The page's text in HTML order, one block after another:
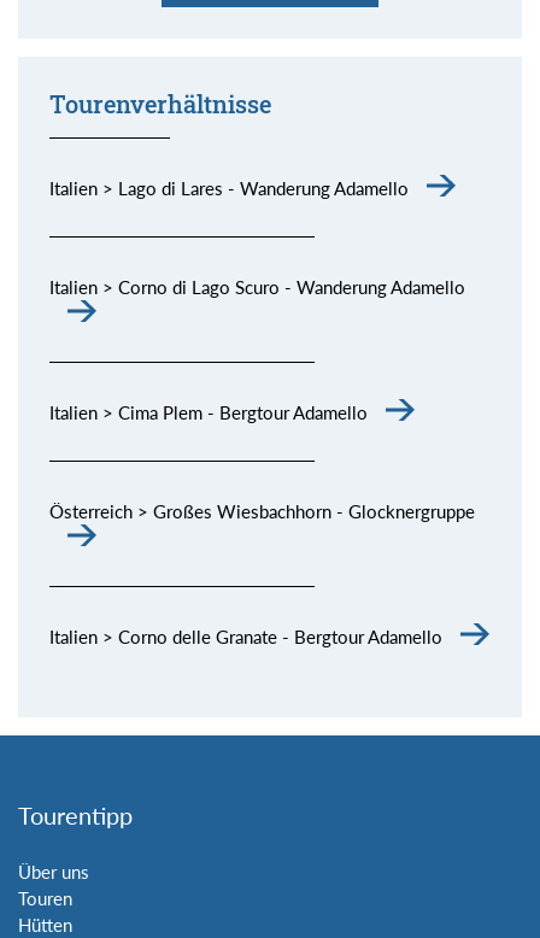
Tourenverhältnisse
Italien > Lago di Lares - Wanderung Adamello
Italien > Corno di Lago Scuro - Wanderung Adamello
Italien > Cima Plem - Bergtour Adamello
Österreich > Großes Wiesbachhorn - Glocknergruppe
Italien > Corno delle Granate - Bergtour Adamello
Tourentipp
Über uns
Touren
Hütten